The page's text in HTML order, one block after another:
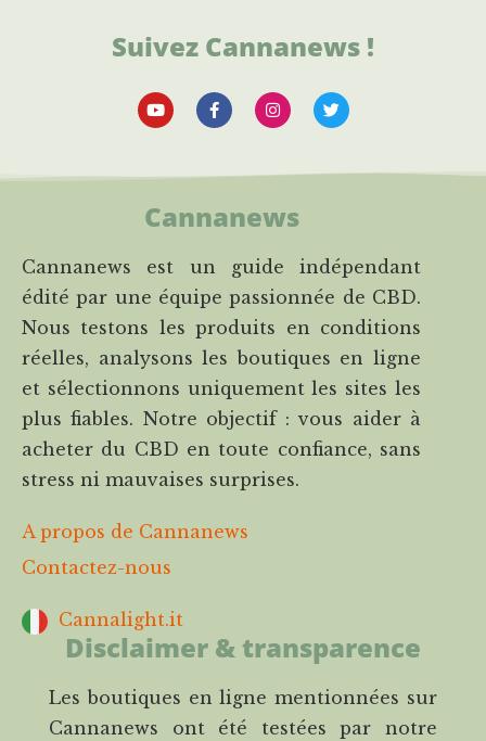
Suivez Cannanews !
Cannanews
Cannanews est un guide indépendant
édité par une équipe passionnée de CBD.
Nous testons les produits en conditions
réelles, analysons les boutiques en ligne
et sélectionnons uniquement les sites les
plus fiables. Notre objectif : vous aider à
acheter du CBD en toute confiance, sans
stress ni mauvaises surprises.
A propos de Cannanews
Contactez-nous
Cannalight.it
Disclaimer & transparence
Les boutiques en ligne mentionnées sur
Cannanews ont été testées par notre